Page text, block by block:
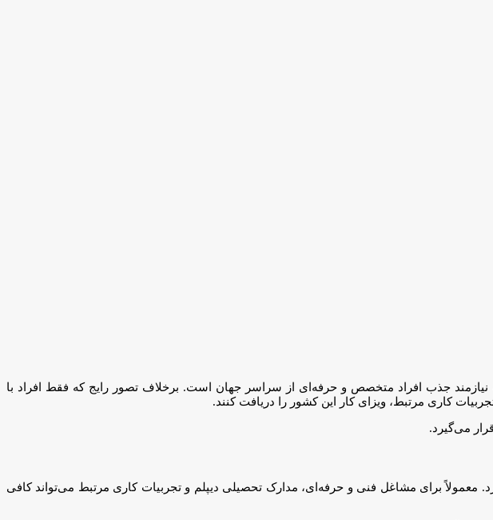
نیازمند جذب افراد متخصص و حرفه‌ای از سراسر جهان است. برخلاف تصور رایج که فقط افراد با
تجربیات کاری مرتبط، ویزای کار این کشور را دریافت کنند.
می‌گیرد.
معمولاً برای مشاغل فنی و حرفه‌ای، مدارک تحصیلی دیپلم و تجربیات کاری مرتبط می‌تواند کافی